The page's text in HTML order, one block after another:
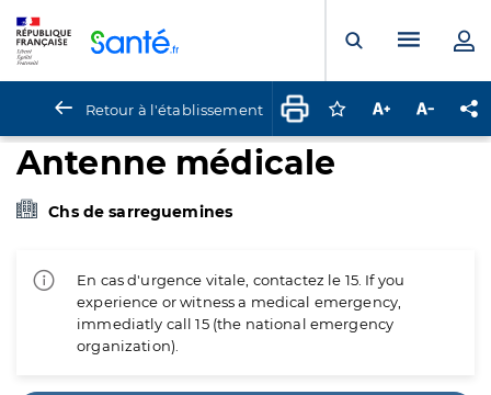
Ouvrir laMenu
Retour à l'établissement Connectez-vous
Augmenter la
Antenne médicale
Chs de sarreguemines
En cas d'urgence vitale, contactez le 15. If you
experience or witness a medical emergency,
immediatly call 15 (the national emergency
organization).